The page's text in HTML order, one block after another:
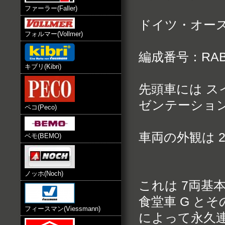
ファーラー(Faller)
フォルマー(Vollmer)
キブリ(Kibri)
ペコ(Peco)
ベモ(BEMO)
ノッホ(Noch)
フィースマン(Viessmann)
ドイツ・オー
編成番号：
先頭車には ス
ゼンテーショ
車両の外観は
これは 7両基
食堂車 G とそ
によって永久